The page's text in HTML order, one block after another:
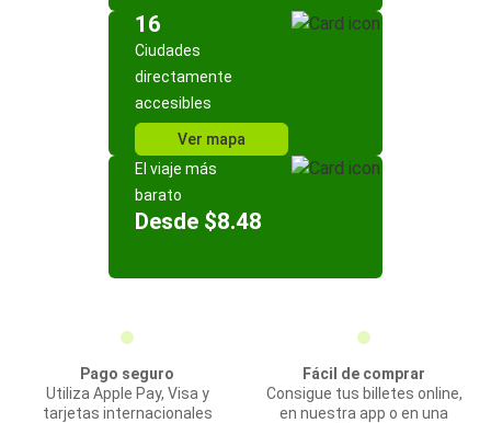
16
Ciudades
directamente
accesibles
Ver mapa
El viaje más
barato
Desde $8.48
Pago seguro
Utiliza Apple Pay, Visa y
tarjetas internacionales
Fácil de comprar
Consigue tus billetes online,
en nuestra app o en una